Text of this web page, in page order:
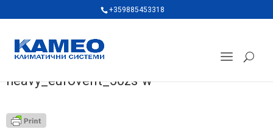
+359885453318
heavy_eurovent_50zs-w